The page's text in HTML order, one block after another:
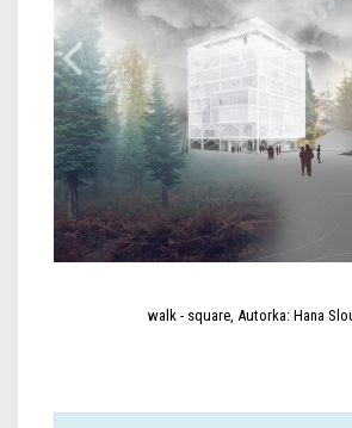
walk - square, Autorka: Hana